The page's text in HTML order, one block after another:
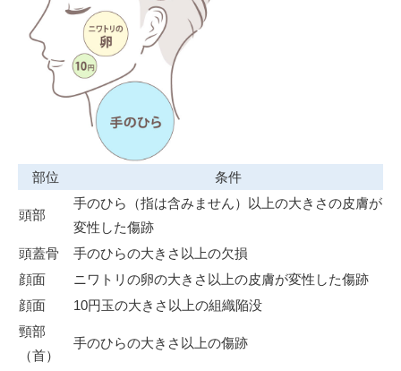
部位 条件
頭部
手のひら（指は含みません）以上の大きさの皮膚が
変性した傷跡
頭蓋骨
手のひらの大きさ以上の欠損
顔面
ニワトリの卵の大きさ以上の皮膚が変性した傷跡
顔面
10円玉の大きさ以上の組織陥没
頸部
（首）
手のひらの大きさ以上の傷跡